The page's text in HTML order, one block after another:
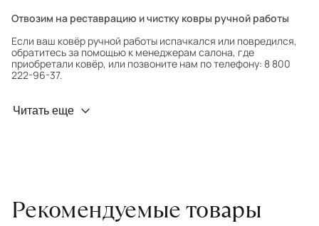
Отвозим на реставрацию и чистку ковры ручной работы
Если ваш ковёр ручной работы испачкался или повредился,
обратитесь за помощью к менеджерам салона, где
приобретали ковёр, или позвоните нам по телефону: 8 800
222-96-37.
Профилактика износа
заборе ковра экспертом либо привозите его в салон.
Читать еще
Рекомендуемые товары